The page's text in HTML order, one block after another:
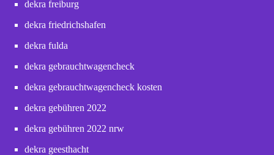
dekra freiburg
dekra friedrichshafen
dekra fulda
dekra gebrauchtwagencheck
dekra gebrauchtwagencheck kosten
dekra gebühren 2022
dekra gebühren 2022 nrw
dekra geesthacht